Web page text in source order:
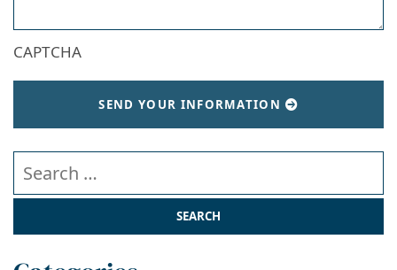
CAPTCHA
SEND YOUR INFORMATION